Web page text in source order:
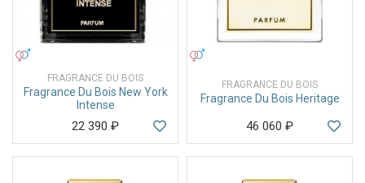
FRAGRANCE DU BOIS
Fragrance Du Bois New York
Intense
22 390 ₽
FRAGRANCE DU BOIS
Fragrance Du Bois Heritage
46 060 ₽